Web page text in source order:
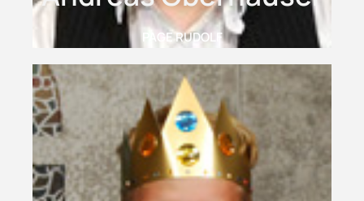
PAGE RUDOLF